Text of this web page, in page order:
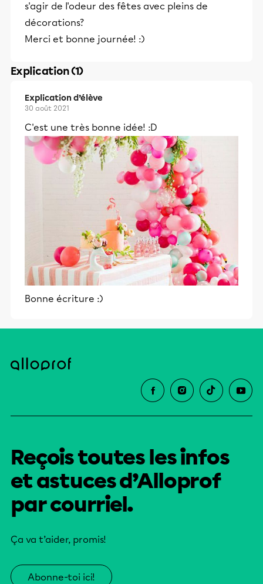
s'agir de l'odeur des fêtes avec pleins de
décorations?
Merci et bonne journée! :)
Explication (1)
Explication d’élève
30 août 2021
C'est une très bonne idée! :D
Bonne écriture :)
Reçois toutes les infos
et astuces d’Alloprof
par courriel.
Ça va t’aider, promis!
Abonne-toi ici!